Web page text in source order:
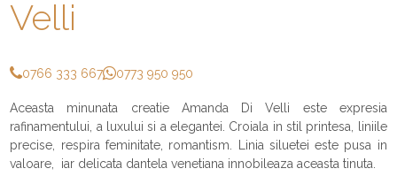
Velli
0766 333 667 0773 950 950
Aceasta minunata creatie Amanda Di Velli este expresia
rafinamentului, a luxului si a elegantei. Croiala in stil printesa, liniile
precise, respira feminitate, romantism. Linia siluetei este pusa in
valoare, iar delicata dantela venetiana innobileaza aceasta tinuta.